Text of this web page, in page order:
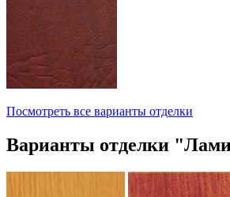
Посмотреть все варианты отделки
Варианты отделки